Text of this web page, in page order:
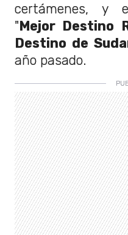
certámenes, y
"Mejor Destino
Destino de
año pasado.